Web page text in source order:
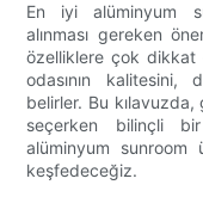
En iyi alüminyum
alınması gereken
özelliklere çok dikkat
odasının kalitesini,
belirler. Bu kılavuzda,
seçerken bilinçli
alüminyum sunroom
keşfedeceğiz.